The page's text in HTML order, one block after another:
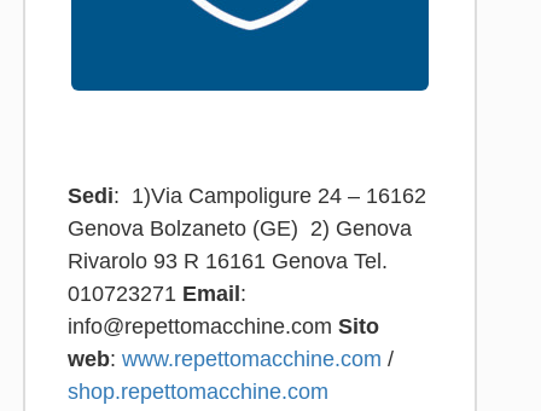
Sedi: 1)Via Campoligure 24 – 16162
Genova Bolzaneto (GE) 2) Genova
Rivarolo 93 R 16161 Genova Tel.
010723271 Email :
info@repettomacchine.com Sito
web: www.repettomacchine.com /
shop.repettomacchine.com